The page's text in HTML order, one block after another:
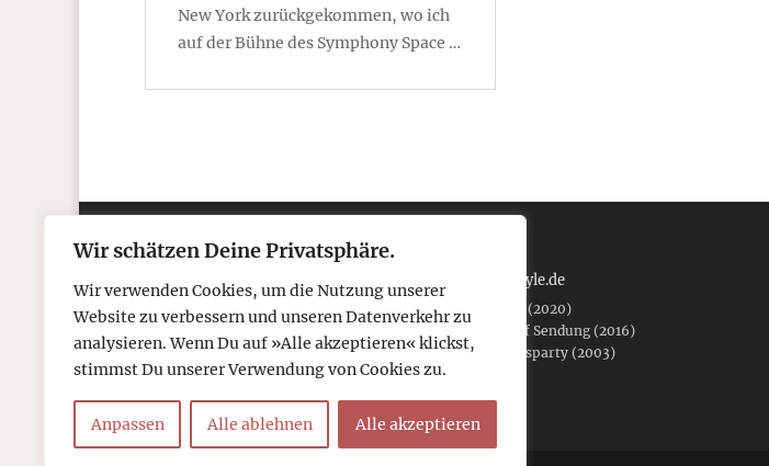
Wir schätzen Deine Privatsphäre.
Wir verwenden Cookies, um die Nutzung unserer
Website zu verbessern und unseren Datenverkehr zu
analysieren. Wenn Du auf »Alle akzeptieren« klickst,
stimmst Du unserer Verwendung von Cookies zu.
Anpassen Alle ablehnen Alle akzeptieren
New York zurückgekommen, wo ich
auf der Bühne des Symphony Space …
Kontakt
Telefon: 05306 912 418
Über tcboyle.de
Refreshed (2020)
Wieder auf Sendung (2016)
Eröffnungsparty (2003)